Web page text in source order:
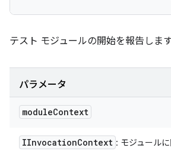
テスト モジュールの開始を報告します
パラメータ
moduleContext
IInvocationContext : モジュールに